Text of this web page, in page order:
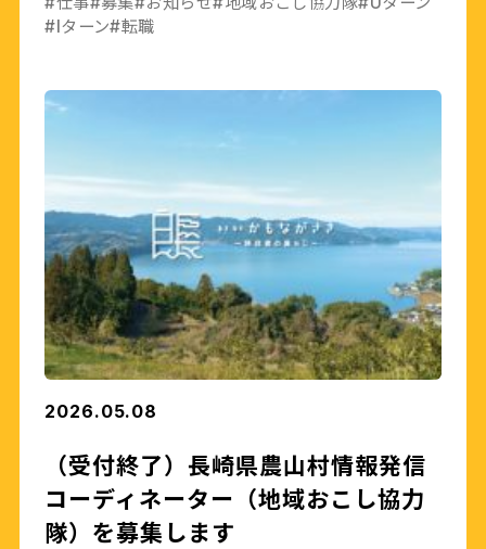
#Iターン#転職
2026.05.08
（受付終了）長崎県農山村情報発信
コーディネーター（地域おこし協力
隊）を募集します